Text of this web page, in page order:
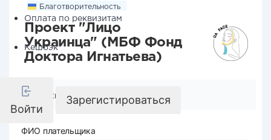
Оплата по реквизитам
Кешбэк
Войти
Зарегистироваться
Благотворительность
Проект "Лицо
Украинца" (МБФ Фонд
Доктора Игнатьева)
Реквизиты компании
ФИО плательщика